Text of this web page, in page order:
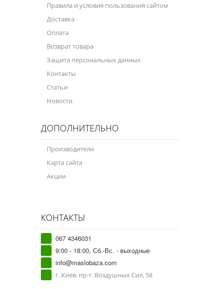
Правила и условия пользования сайтом
Доставка
Оплата
Возврат товара
Защита персональных данных
Контакты
Статьи
Новости
ДОПОЛНИТЕЛЬНО
Производители
Карта сайта
Акции
КОНТАКТЫ
067 4346031
9:00 - 18:00, Сб.-Вс. - выходные
info@maslobaza.com
г. Киев, пр-т. Воздушных Сил, 58